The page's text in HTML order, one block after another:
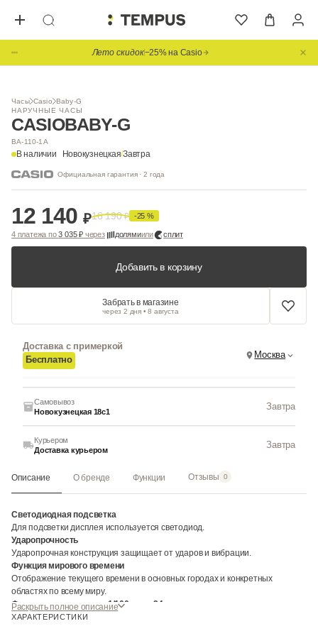
Лето скидок−25% на Casio
Часы Casio Baby-G
НАРУЧНЫЕ ЧАСЫ
CASIOBABY-G
BA-110-1A
В наличии Новокузнецкая/Завтра
Официальная гарантия · 2 года
1/ 5
12 140 ₽16 190₽ -25 %
4 платежа по3 035 ₽через долямиили сплит
Добавить в корзину
Забрать в магазине
через 2 дня • 8 августа
Доставка с примеркой
Бесплатно
Москва
Самовывоз
Новокузнецкая 18с1
Завтра
Курьером
Доставка курьером
Завтра
Описание О бренде Функции Отзывы 0
Светодиодная подсветка
Для подсветки дисплея используется светодиод.
Ударопрочность
Ударопрочная конструкция защищает от ударов и вибрации.
Функция мирового времени
Отображение текущего времени в основных городах и конкретных
областях по всему миру.
Функция секундомера- 1/100 сек. - 24 часа
Прошедшее время измеряется с точностью в 1/100 секунды. Пределы
Раскрыть полное описание
ХАРАКТЕРИСТИКИ